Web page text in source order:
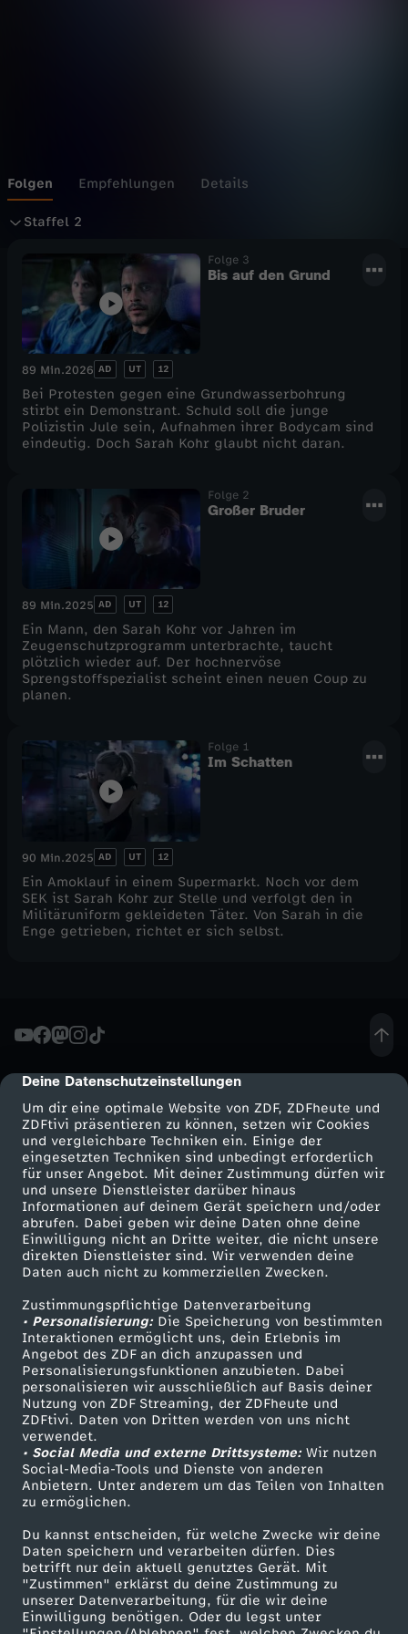
cmp-dialog-description
Deine Datenschutzeinstellungen
Um dir eine optimale Website von ZDF, ZDFheute und
ZDFtivi präsentieren zu können, setzen wir Cookies
und vergleichbare Techniken ein. Einige der
eingesetzten Techniken sind unbedingt erforderlich
für unser Angebot. Mit deiner Zustimmung dürfen wir
und unsere Dienstleister darüber hinaus
Informationen auf deinem Gerät speichern und/oder
abrufen. Dabei geben wir deine Daten ohne deine
Einwilligung nicht an Dritte weiter, die nicht unsere
direkten Dienstleister sind. Wir verwenden deine
Daten auch nicht zu kommerziellen Zwecken.
Zustimmungspflichtige Datenverarbeitung
• Personalisierung:Die Speicherung von bestimmten
Interaktionen ermöglicht uns, dein Erlebnis im
Angebot des ZDF an dich anzupassen und
Personalisierungsfunktionen anzubieten. Dabei
personalisieren wir ausschließlich auf Basis deiner
Nutzung von ZDF Streaming, der ZDFheute und
ZDFtivi. Daten von Dritten werden von uns nicht
verwendet.
• Social Media und externe Drittsysteme:Wir nutzen
Social-Media-Tools und Dienste von anderen
Anbietern. Unter anderem um das Teilen von Inhalten
zu ermöglichen.
Du kannst entscheiden, für welche Zwecke wir deine
Daten speichern und verarbeiten dürfen. Dies
betrifft nur dein aktuell genutztes Gerät. Mit
"Zustimmen" erklärst du deine Zustimmung zu
unserer Datenverarbeitung, für die wir deine
Einwilligung benötigen. Oder du legst unter
Folgen Empfehlungen Details
Staffel 2
S
Folge 3
Bis auf den Grund
89 Min.2026 AD UT 12
Bei Protesten gegen eine Grundwasserbohrung
stirbt ein Demonstrant. Schuld soll die junge
Polizistin Jule sein, Aufnahmen ihrer Bodycam sind
eindeutig. Doch Sarah Kohr glaubt nicht daran.
Folge 2
Großer Bruder
89 Min.2025 AD UT 12
Ein Mann, den Sarah Kohr vor Jahren im
Zeugenschutzprogramm unterbrachte, taucht
plötzlich wieder auf. Der hochnervöse
Sprengstoffspezialist scheint einen neuen Coup zu
planen.
Folge 1
Im Schatten
90 Min.2025 AD UT 12
Ein Amoklauf in einem Supermarkt. Noch vor dem
SEK ist Sarah Kohr zur Stelle und verfolgt den in
Militäruniform gekleideten Täter. Von Sarah in die
Enge getrieben, richtet er sich selbst.
Mehr ZDF
ZDF-Apps
Smart TV
ZDFtext
Livestreams
Sendungen A-Z
TV-Programm
Service
ZDFmitreden
Kontakt zum ZDF
Tickets
Zuschauerservice
Hilfe
ZDF Unternehmen
Karriere
ZDF goes Schule
Werbefernsehen
Mainzelmännchen